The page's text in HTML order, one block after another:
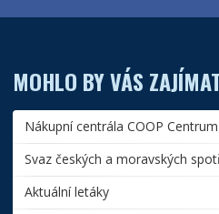
MOHLO BY VÁS
Nákupní centrála COOP Centrum
Svaz českých a moravských
Aktuální letáky